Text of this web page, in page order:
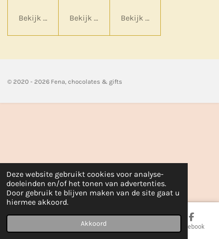
Deze website gebruikt cookies voor analyse-
doeleinden en/of het tonen van advertenties.
Door gebruik te blijven maken van de site gaat u
hiermee akkoord.
Akkoord
Bekijk details Bekijk details Bekijk details
© 2020 - 2026 Fena, chocolates & gifts
Telefoonnummer Facebook